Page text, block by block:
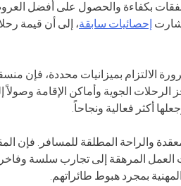
بكفاءة والحصول على أفضل
إحصائيات سابقة، إلى أن قيمة
الالتزام بميزانيات محددة، فإن
الجوية وأماكن الإقامة وصولاً
أكثر فعالية ونجاحاً.
والراحة المطلقة للمسافر. فإن
العمل المرهقة إلى تجارب سلسة
بمجرد هبوط طائراتهم.